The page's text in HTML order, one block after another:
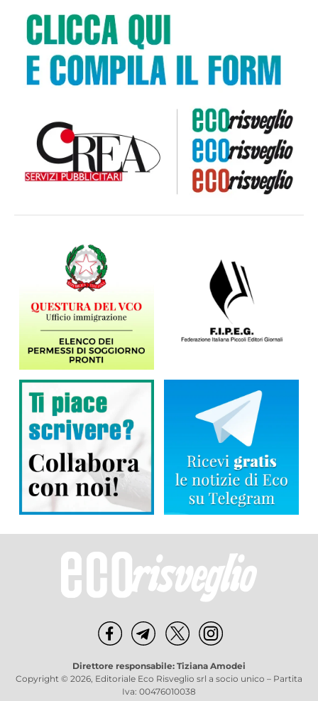
Direttore responsabile: Tiziana Amodei
Copyright © 2026, Editoriale Eco Risveglio srl a socio unico – Partita
Iva: 00476010038